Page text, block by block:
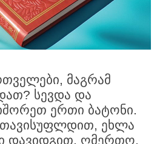
მაგრამ
სევდა და
ერთი ბატონი.
ეხლა
დავიდგით. ღმერთო,